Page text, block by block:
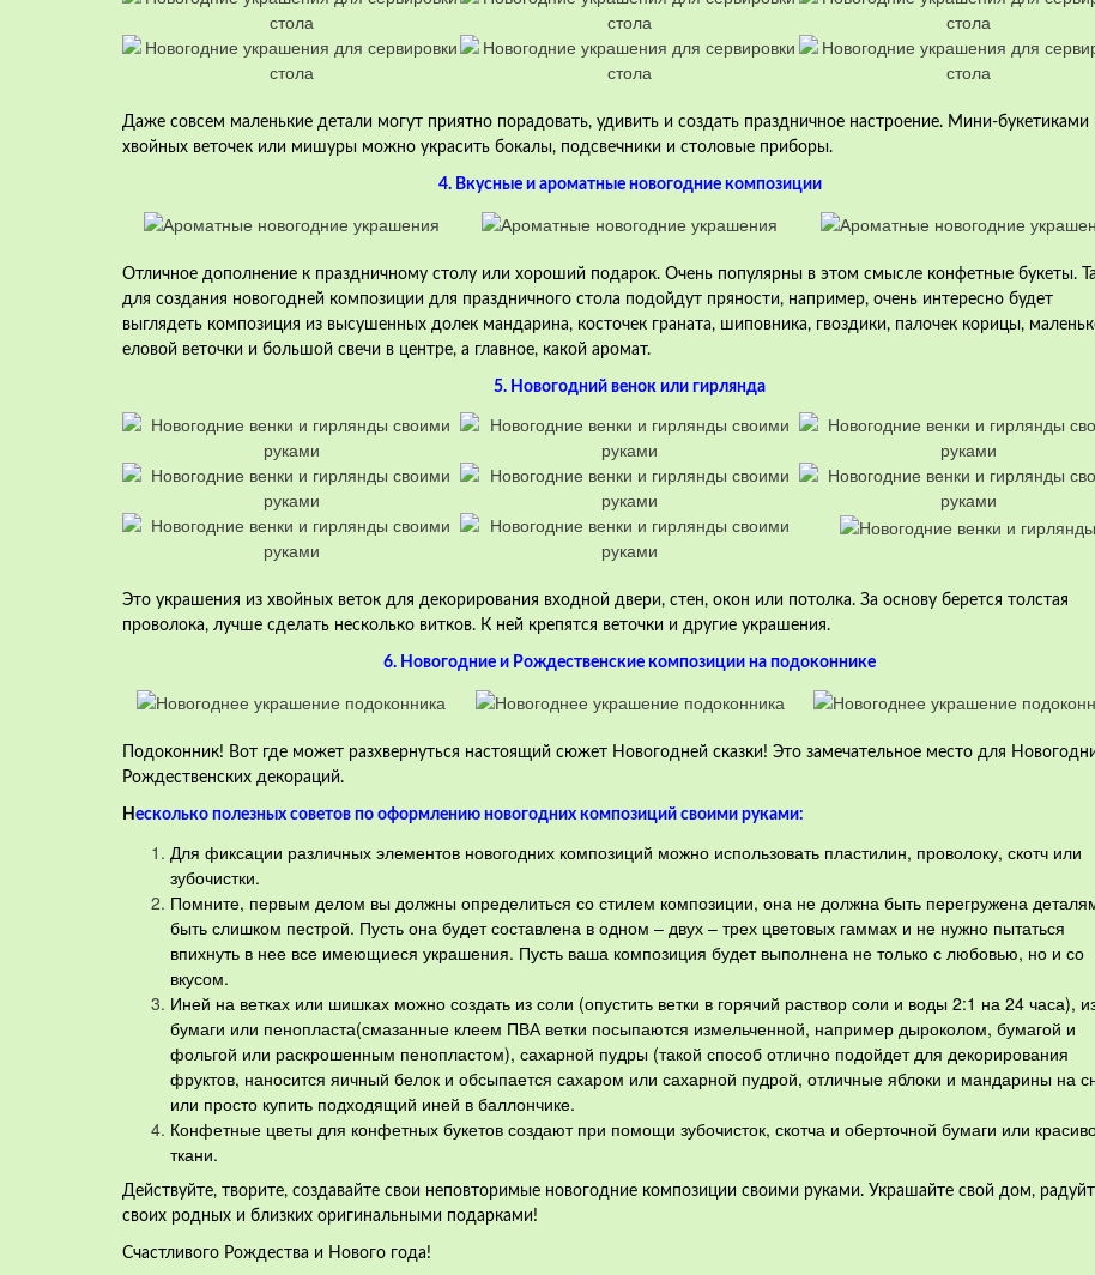
Даже совсем маленькие детали могут приятно порадовать, удивить и создать праздничное настроение. Мини-букетиками
хвойных веточек или мишуры можно украсить бокалы, подсвечники и столовые приборы.
4. Вкусные и ароматные новогодние композиции
Отличное дополнение к праздничному столу или хороший подарок. Очень популярны в этом смысле конфетные букеты.
для создания новогодней композиции для праздничного стола подойдут пряности, например, очень интересно будет
выглядеть композиция из высушенных долек мандарина, косточек граната, шиповника, гвоздики, палочек корицы,
еловой веточки и большой свечи в центре, а главное, какой аромат.
5. Новогодний венок или гирлянда
Это украшения из хвойных веток для декорирования входной двери, стен, окон или потолка. За основу берется толстая
проволока, лучше сделать несколько витков. К ней крепятся веточки и другие украшения.
6. Новогодние и Рождественские композиции на подоконнике
Подоконник! Вот где может разхвернуться настоящий сюжет Новогодней сказки! Это замечательное место для
Рождественских декораций.
Н есколько полезных советов по оформлению новогодних композиций своими руками:
Для фиксации различных элементов новогодних композиций можно использовать пластилин, проволоку, скотч или
зубочистки.
Помните, первым делом вы должны определиться со стилем композиции, она не должна быть перегружена
быть слишком пестрой. Пусть она будет составлена в одном – двух – трех цветовых гаммах и не нужно пытаться
впихнуть в нее все имеющиеся украшения. Пусть ваша композиция будет выполнена не только с любовью, но и со
вкусом.
Иней на ветках или шишках можно создать из соли (опустить ветки в горячий раствор соли и воды 2:1 на 24 часа),
бумаги или пенопласта(смазанные клеем ПВА ветки посыпаются измельченной, например дыроколом, бумагой и
фольгой или раскрошенным пенопластом), сахарной пудры (такой способ отлично подойдет для декорирования
фруктов, наносится яичный белок и обсыпается сахаром или сахарной пудрой, отличные яблоки и мандарины на
или просто купить подходящий иней в баллончике.
Конфетные цветы для конфетных букетов создают при помощи зубочисток, скотча и оберточной бумаги или
ткани.
Действуйте, творите, создавайте свои неповторимые новогодние композиции своими руками. Украшайте свой дом,
своих родных и близких оригинальными подарками!
Счастливого Рождества и Нового года!